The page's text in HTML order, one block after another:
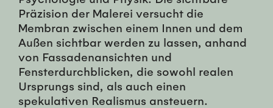
Präzision der Malerei versucht die
Membran zwischen einem Innen und dem
Außen sichtbar werden zu lassen, anhand
von Fassadenansichten und
Fensterdurchblicken, die sowohl realen
Ursprungs sind, als auch einen
spekulativen Realismus ansteuern.